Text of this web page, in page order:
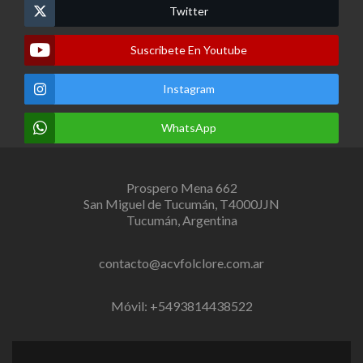
Twitter
Suscribete En Youtube
Instagram
WhatsApp
Prospero Mena 662
San Miguel de Tucumán, T4000JJN
Tucumán, Argentina
contacto@acvfolclore.com.ar
Móvil: +5493814438522